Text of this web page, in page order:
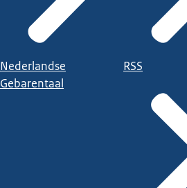
Nederlandse
Gebarentaal
RSS